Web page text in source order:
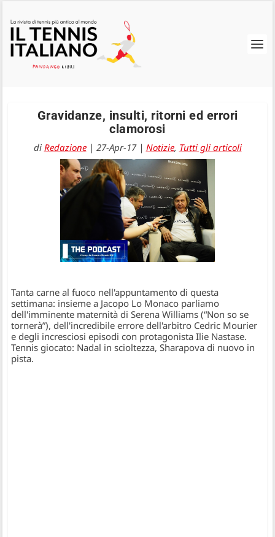
Gravidanze, insulti, ritorni ed errori
clamorosi
di Redazione| 27-Apr-17| Notizie, Tutti gli articoli
Tanta carne al fuoco nell'appuntamento di questa
settimana: insieme a Jacopo Lo Monaco parliamo
dell'imminente maternità di Serena Williams (“Non so se
tornerà”), dell'incredibile errore dell'arbitro Cedric Mourier
e degli incresciosi episodi con protagonista Ilie Nastase.
Tennis giocato: Nadal in scioltezza, Sharapova di nuovo in
pista.